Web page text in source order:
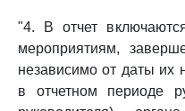
"4. В отчет
мероприятиям,
независимо от даты их
в отчетном периоде